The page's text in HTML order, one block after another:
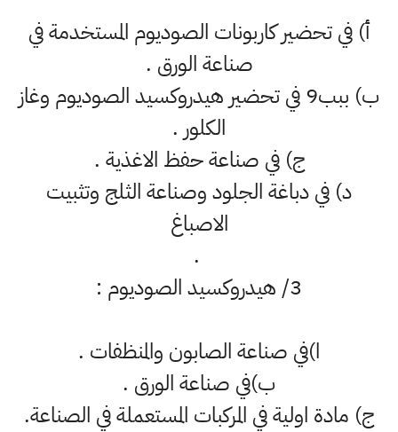
أ‌) في تحضير كاربونات الصوديوم المستخدمة في
صناعة الورق .
ب‌) ببب9 في تحضير هيدروكسيد الصوديوم وغاز
الكلور .
ج) في صناعة حفظ الاغذية .
د) في دباغة الجلود وصناعة الثلج وتثبيت
الاصباغ
.
3/ هيدروكسيد الصوديوم :
ا)في صناعة الصابون والمنظفات .
ب)في صناعة الورق .
ج) مادة اولية في المركبات المستعملة في الصناعة.